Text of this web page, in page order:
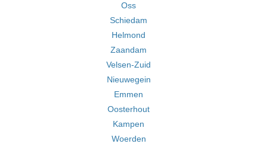
Oss
Schiedam
Helmond
Zaandam
Velsen-Zuid
Nieuwegein
Emmen
Oosterhout
Kampen
Woerden